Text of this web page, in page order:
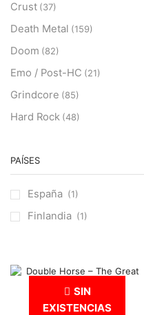
Crust (37)
Death Metal (159)
Doom (82)
Emo / Post-HC (21)
Grindcore (85)
Hard Rock (48)
Heavy Metal
Stoner(22)
Thrash Metal(108)
PAÍSES
España (1)
Finlandia (1)
SIN
EXISTENCIAS